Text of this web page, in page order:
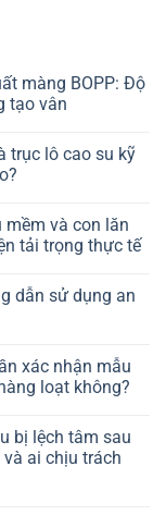
màng BOPP: Độ
tạo vân
trục lô cao su kỹ
mềm và con lăn
tải trọng thực tế
dẫn sử dụng an
xác nhận mẫu
loạt không?
bị lệch tâm sau
ai chịu trách